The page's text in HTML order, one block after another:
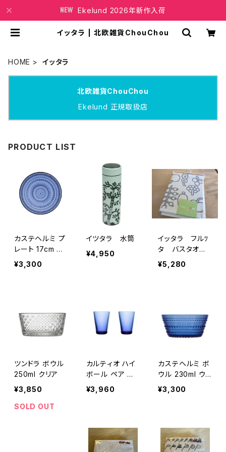
Ekelund 2026年新作入荷
イッタラ | 北欧雑貨ChouChou
HOME イッタラ
北欧雑貨ChouChou
Ekelund 正規取扱店
PRODUCT LIST
カステヘルミ プ
レート 17cm ウ
ルトラマリンブル
¥3,300
イツタラ 水筒
¥4,950
イッタラ フルﾂ
タ バスタオ
ル グレー
¥5,280
ツンドラ ボウル
250ml クリア
¥3,850
SOLD OUT
カルティオ ハイ
ボール ペア ウ
ルトラマリンブル
¥3,960
カステヘルミ ボ
ウル 230ml ウ
ルトラマリンブル
¥3,300